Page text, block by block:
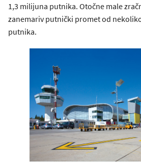
1,3 milijuna putnika. Otočne male
zanemariv putnički promet od
putnika.